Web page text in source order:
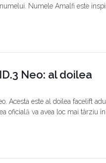
Numele Amalfi este
Neo: al doilea
Acesta este al doilea facelift
oficială va avea loc mai târziu